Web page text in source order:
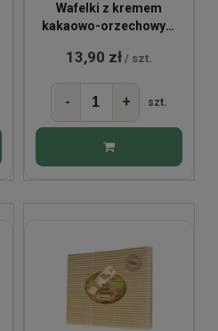
Wafelki z kremem
kakaowo-orzechowym
13,90 zł / szt.
- + szt.